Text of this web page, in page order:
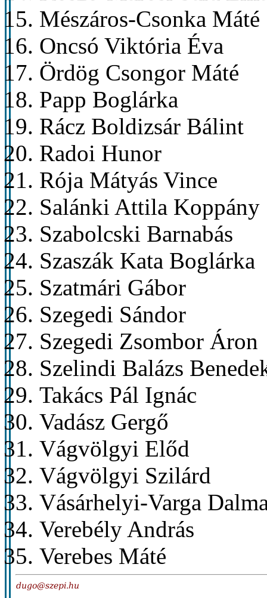
Mészáros-Csonka Máté
Oncsó Viktória Éva
Ördög Csongor Máté
Papp Boglárka
Rácz Boldizsár Bálint
Radoi Hunor
Rója Mátyás Vince
Salánki Attila Koppány
Szabolcski Barnabás
Szaszák Kata Boglárka
Szatmári Gábor
Szegedi Sándor
Szegedi Zsombor Áron
Szelindi Balázs
Takács Pál Ignác
Vadász Gergő
Vágvölgyi Előd
Vágvölgyi Szilárd
Vásárhelyi-Varga
Verebély András
Verebes Máté